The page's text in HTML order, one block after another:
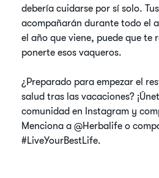
debería cuidarse por sí solo.
acompañarán durante todo el
el año que viene, puede que te
ponerte esos vaqueros.
¿Preparado para empezar el
salud tras las vacaciones?
comunidad en Instagram y
Menciona a @Herbalife o
#LiveYourBestLife.